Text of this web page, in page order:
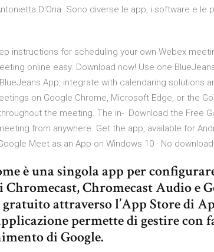
D'Oria. Sono diverse le app, i software e
instructions for scheduling your own Webex
online easy. Download now! Use one
App, integrate with calendaring solutions
on Google Chrome, Microsoft Edge, or the
the meeting. The in- Download the Free
from anywhere. Get the app, available for
Meet as an App on Windows 10 · No
è una singola app per
Chromecast Audio e
attraverso l’App Store di
permette di gestire
di Google.